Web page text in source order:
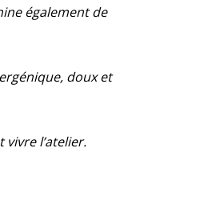
également de
doux et
vivre l’atelier.